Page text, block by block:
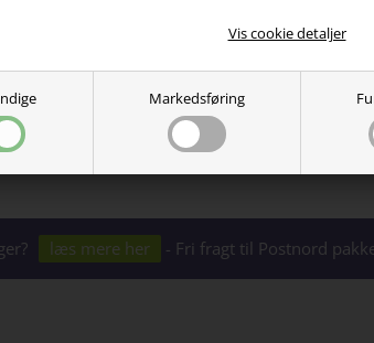
Markedsføring
Vis cookie detaljer
Vaskeanvisning: 30 grader maskinvask
Varenr.:10020123923
læs mere her - Fri fragt til Postnord